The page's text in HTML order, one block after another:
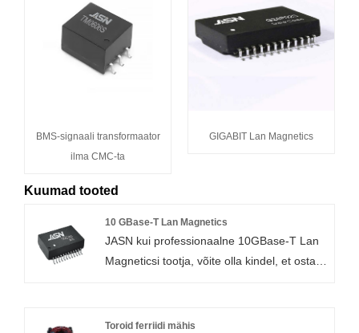
BMS-signaali transformaator
ilma CMC-ta
GIGABIT Lan Magnetics
Kuumad tooted
10 GBase-T Lan Magnetics
JASN kui professionaalne 10GBase-T Lan
Magneticsi tootja, võite olla kindel, et ostate
teenindust ja õigeaegset tarnimist.
Toroid ferriidi mähis